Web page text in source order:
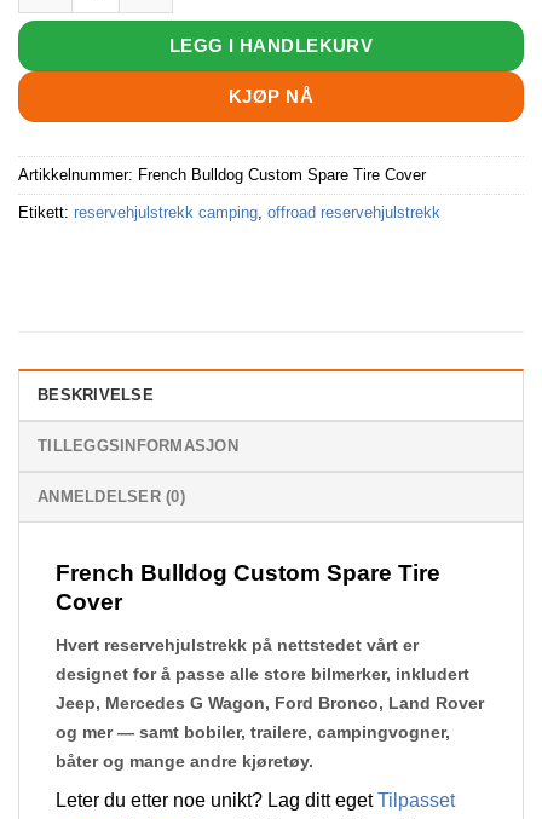
LEGG I HANDLEKURV
KJØP NÅ
Artikkelnummer: French Bulldog Custom Spare Tire Cover
Etikett: reservehjulstrekk camping, offroad reservehjulstrekk
BESKRIVELSE
TILLEGGSINFORMASJON
ANMELDELSER (0)
French Bulldog Custom Spare Tire
Cover
Hvert reservehjulstrekk på nettstedet vårt er
designet for å passe alle store bilmerker, inkludert
Jeep, Mercedes G Wagon, Ford Bronco, Land Rover
og mer — samt bobiler, trailere, campingvogner,
båter og mange andre kjøretøy.
Leter du etter noe unikt? Lag ditt egetTilpasset